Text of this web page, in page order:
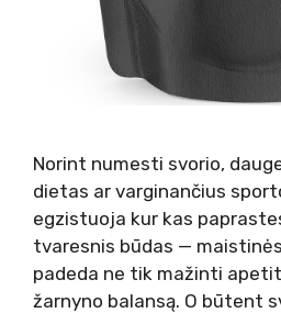
Norint numesti svorio,
dietas ar varginančius
egzistuoja kur kas
tvaresnis būdas —
padeda ne tik mažinti
žarnyno balansą. O būtent